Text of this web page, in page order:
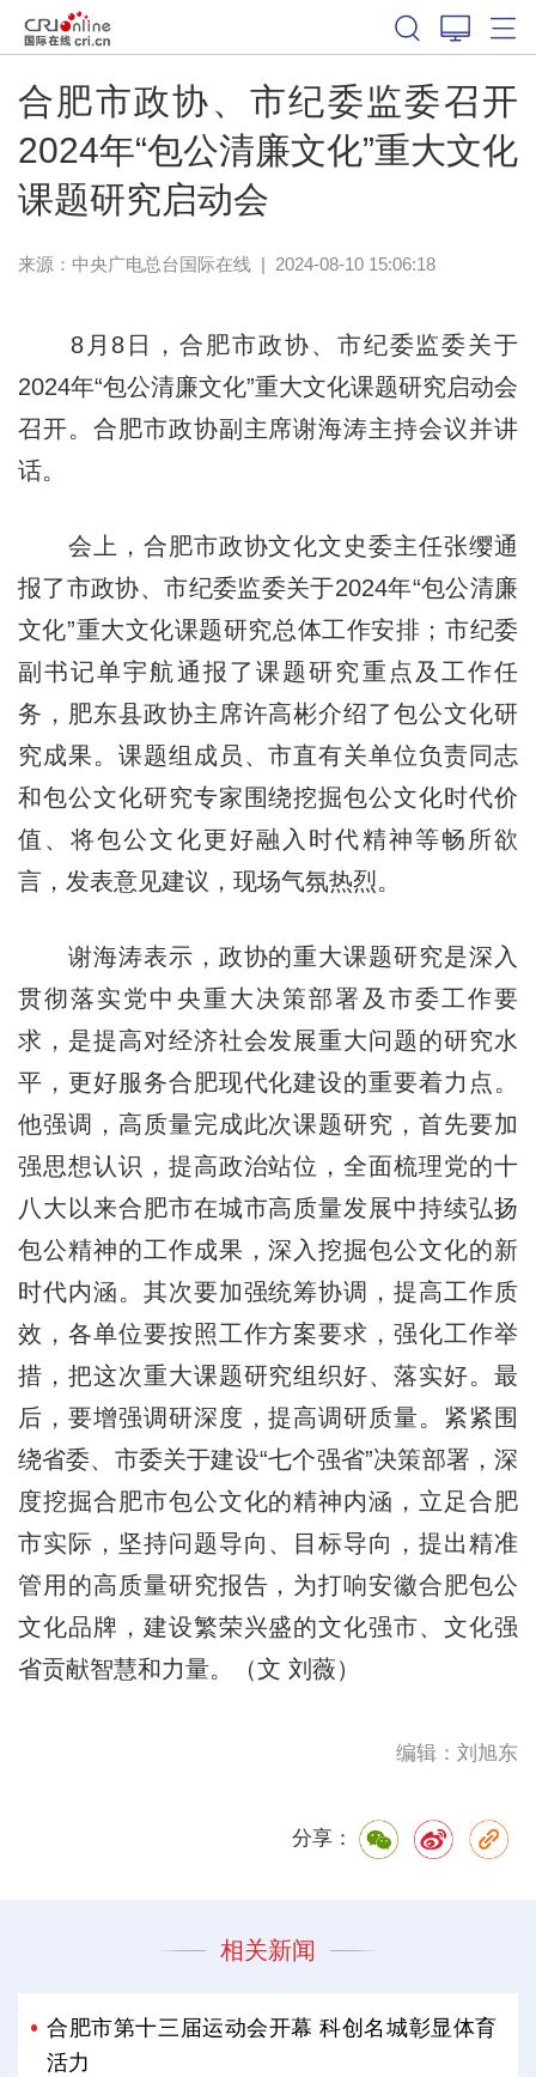
合肥市政协、市纪委监委召开
2024年“包公清廉文化”重大文化
课题研究启动会
来源：中央广电总台国际在线| 2024-08-10 15:06:18
8月8日，合肥市政协、市纪委监委关于
2024年“包公清廉文化”重大文化课题研究启动会
召开。合肥市政协副主席谢海涛主持会议并讲
话。
会上，合肥市政协文化文史委主任张缨通
报了市政协、市纪委监委关于2024年“包公清廉
文化”重大文化课题研究总体工作安排；市纪委
副书记单宇航通报了课题研究重点及工作任
务，肥东县政协主席许高彬介绍了包公文化研
究成果。课题组成员、市直有关单位负责同志
和包公文化研究专家围绕挖掘包公文化时代价
值、将包公文化更好融入时代精神等畅所欲
言，发表意见建议，现场气氛热烈。
谢海涛表示，政协的重大课题研究是深入
贯彻落实党中央重大决策部署及市委工作要
求，是提高对经济社会发展重大问题的研究水
平，更好服务合肥现代化建设的重要着力点。
他强调，高质量完成此次课题研究，首先要加
强思想认识，提高政治站位，全面梳理党的十
八大以来合肥市在城市高质量发展中持续弘扬
包公精神的工作成果，深入挖掘包公文化的新
时代内涵。其次要加强统筹协调，提高工作质
效，各单位要按照工作方案要求，强化工作举
措，把这次重大课题研究组织好、落实好。最
后，要增强调研深度，提高调研质量。紧紧围
绕省委、市委关于建设“七个强省”决策部署，深
度挖掘合肥市包公文化的精神内涵，立足合肥
市实际，坚持问题导向、目标导向，提出精准
管用的高质量研究报告，为打响安徽合肥包公
文化品牌，建设繁荣兴盛的文化强市、文化强
省贡献智慧和力量。（文 刘薇）
编辑：刘旭东
分享：
相关新闻
合肥市第十三届运动会开幕 科创名城彰显体育
活力